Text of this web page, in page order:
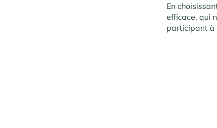
En
efficace, qui
participant à